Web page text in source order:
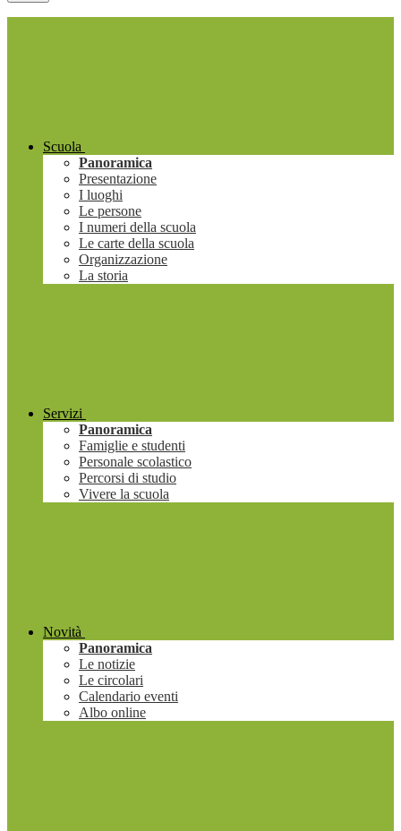
Scuola
Panoramica
Presentazione
I luoghi
Le persone
I numeri della scuola
Le carte della scuola
Organizzazione
La storia
Servizi
Panoramica
Famiglie e studenti
Personale scolastico
Percorsi di studio
Vivere la scuola
Novità
Panoramica
Le notizie
Le circolari
Calendario eventi
Albo online